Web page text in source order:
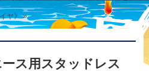
ヤ》 »
ース用スタッドレス